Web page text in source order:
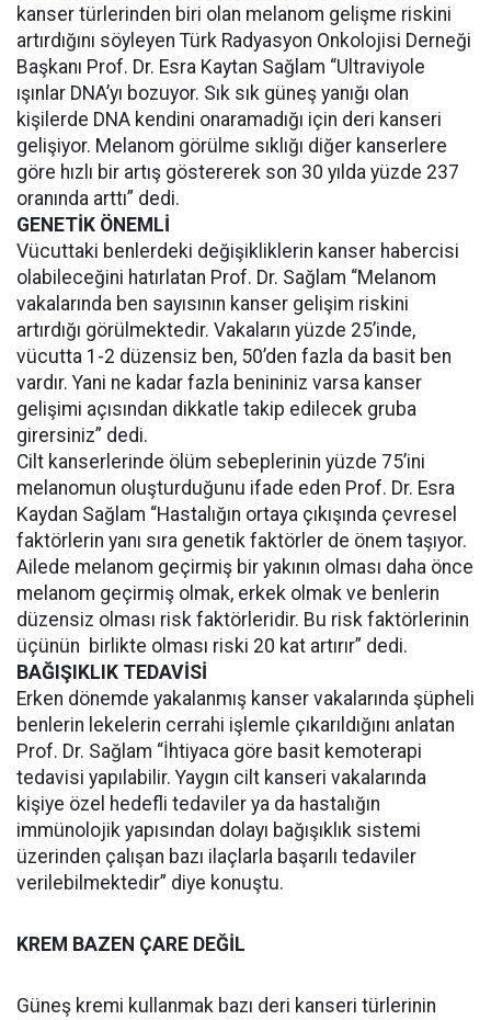
kanser türlerinden biri olan melanom gelişme riskini
artırdığını söyleyen Türk Radyasyon Onkolojisi Derneği
Başkanı Prof. Dr. Esra Kaytan Sağlam “Ultraviyole
ışınlar DNA’yı bozuyor. Sık sık güneş yanığı olan
kişilerde DNA kendini onaramadığı için deri kanseri
gelişiyor. Melanom görülme sıklığı diğer kanserlere
göre hızlı bir artış göstererek son 30 yılda yüzde 237
oranında arttı” dedi.
GENETİK ÖNEMLİ
Vücuttaki benlerdeki değişikliklerin kanser habercisi
olabileceğini hatırlatan Prof. Dr. Sağlam “Melanom
vakalarında ben sayısının kanser gelişim riskini
artırdığı görülmektedir. Vakaların yüzde 25’inde,
vücutta 1-2 düzensiz ben, 50’den fazla da basit ben
vardır. Yani ne kadar fazla benininiz varsa kanser
gelişimi açısından dikkatle takip edilecek gruba
girersiniz” dedi.
Cilt kanserlerinde ölüm sebeplerinin yüzde 75’ini
melanomun oluşturduğunu ifade eden Prof. Dr. Esra
Kaydan Sağlam “Hastalığın ortaya çıkışında çevresel
faktörlerin yanı sıra genetik faktörler de önem taşıyor.
Ailede melanom geçirmiş bir yakının olması daha önce
melanom geçirmiş olmak, erkek olmak ve benlerin
düzensiz olması risk faktörleridir. Bu risk faktörlerinin
üçünün birlikte olması riski 20 kat artırır” dedi.
BAĞIŞIKLIK TEDAVİSİ
Erken dönemde yakalanmış kanser vakalarında şüpheli
benlerin lekelerin cerrahi işlemle çıkarıldığını anlatan
Prof. Dr. Sağlam “İhtiyaca göre basit kemoterapi
tedavisi yapılabilir. Yaygın cilt kanseri vakalarında
kişiye özel hedefli tedaviler ya da hastalığın
immünolojik yapısından dolayı bağışıklık sistemi
üzerinden çalışan bazı ilaçlarla başarılı tedaviler
verilebilmektedir” diye konuştu.
KREM BAZEN ÇARE DEĞİL
Güneş kremi kullanmak bazı deri kanseri türlerinin